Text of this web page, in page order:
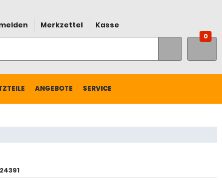
Merkzettel Kasse
0
ANGEBOTE SERVICE